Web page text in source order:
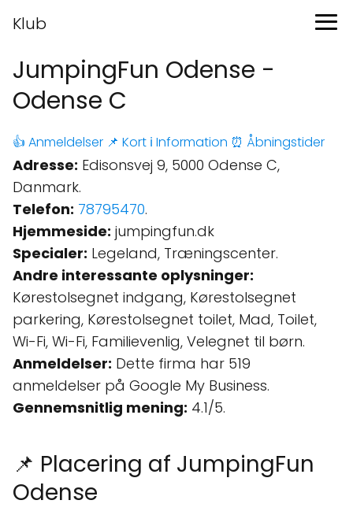
Klub
JumpingFun Odense -
Odense C
👍 Anmeldelser 📌 Kort ℹ️ Information ⏰ Åbningstider
Adresse: Edisonsvej 9, 5000 Odense C,
Danmark.
Telefon: 78795470.
Hjemmeside: jumpingfun.dk
Specialer: Legeland, Træningscenter.
Andre interessante oplysninger:
Kørestolsegnet indgang, Kørestolsegnet
parkering, Kørestolsegnet toilet, Mad, Toilet,
Wi-Fi, Wi-Fi, Familievenlig, Velegnet til børn.
Anmeldelser: Dette firma har 519
anmeldelser på Google My Business.
Gennemsnitlig mening: 4.1/5.
📌 Placering af JumpingFun
Odense